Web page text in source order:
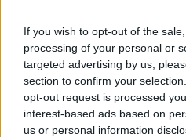
If you wish to opt-out of the
processing of your personal or
targeted advertising by us,
section to confirm your
opt-out request is processed
interest-based ads based on
us or personal information
Asutralian Open και
της μαγνητικής τομογραφίας